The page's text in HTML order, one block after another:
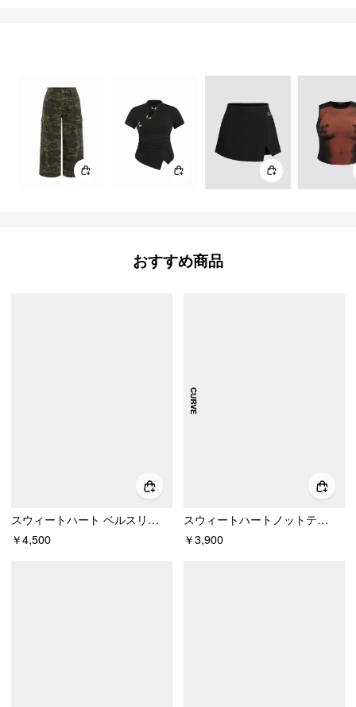
おすすめ商品
スウィートハート ベルスリーブ グリッター カットアウト ルーシュ ミニドレス
￥4,500
スウィートハートノットテクスチャーベルスリーブミニドレスカーブ＆プラス
￥3,900